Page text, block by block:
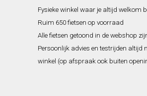
Fysieke winkel waar je altijd welkom
Ruim 650 fietsen op voorraad
Alle fietsen getoond in de webshop
Persoonlijk advies en testrijden altijd
winkel (op afspraak ook buiten